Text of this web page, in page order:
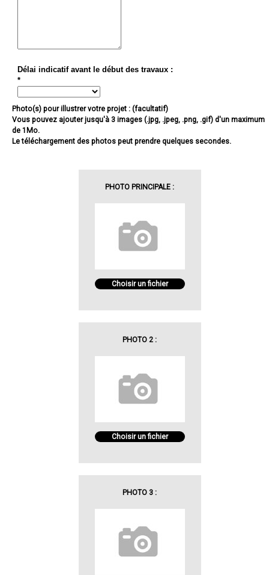
Délai indicatif avant le début des travaux :
*
Photo(s) pour illustrer votre projet : (facultatif)
Vous pouvez ajouter jusqu'à 3 images (.jpg, .jpeg, .png, .gif) d'un maximum
de 1Mo.
Le téléchargement des photos peut prendre quelques secondes.
PHOTO PRINCIPALE :
Choisir un fichier
PHOTO 2 :
Choisir un fichier
PHOTO 3 :